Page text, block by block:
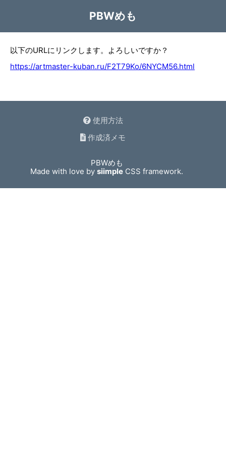
PBWめも
以下のURLにリンクします。よろしいですか？
https://artmaster-kuban.ru/F2T79Ko/6NYCM56.html
使用方法
作成済メモ
PBWめも
Made with love bysiimple CSS framework.